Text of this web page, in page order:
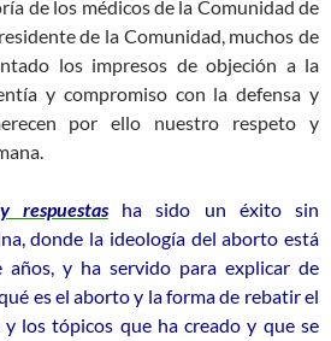
de los médicos de la Comunidad de
de la Comunidad, muchos de
los impresos de objeción a la
y compromiso con la defensa y
por ello nuestro respeto y
respuestasha sido un éxito sin
donde la ideología del aborto está
años, y ha servido para explicar de
es el aborto y la forma de rebatir el
los tópicos que ha creado y que se